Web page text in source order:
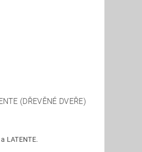
(DŘEVĚNÉ DVEŘE)
LATENTE.